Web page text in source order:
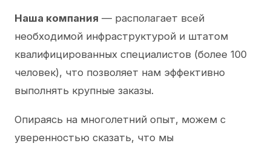
Наша компания — располагает всей
необходимой инфраструктурой и штатом
квалифицированных специалистов (более 100
человек), что позволяет нам эффективно
выполнять крупные заказы.
Опираясь на многолетний опыт, можем с
уверенностью сказать, что мы